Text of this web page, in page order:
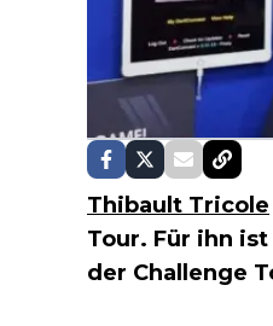
Thibault Tricole
Tour. Für ihn
der Challenge